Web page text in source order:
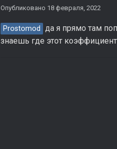
Опубликовано 18 февраля, 2022
Prostomod
да я прямо там
знаешь где этот